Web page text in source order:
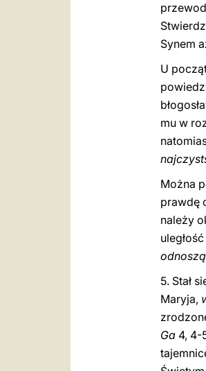
Synem
U
mu w
Można
prawdę
należy
5. Stał
Maryja,
Ga 4, 4-